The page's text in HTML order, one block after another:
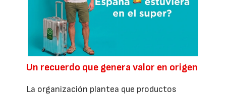
Un recuerdo que genera valor en origen
La organización plantea que productos